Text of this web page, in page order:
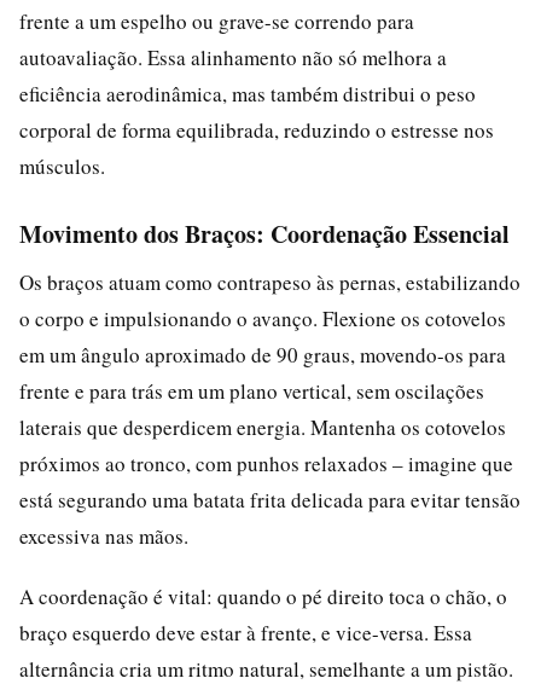
frente a um espelho ou grave-se correndo para
autoavaliação. Essa alinhamento não só melhora a
eficiência aerodinâmica, mas também distribui o peso
corporal de forma equilibrada, reduzindo o estresse nos
músculos.
Movimento dos Braços: Coordenação Essencial
Os braços atuam como contrapeso às pernas, estabilizando
o corpo e impulsionando o avanço. Flexione os cotovelos
em um ângulo aproximado de 90 graus, movendo-os para
frente e para trás em um plano vertical, sem oscilações
laterais que desperdicem energia. Mantenha os cotovelos
próximos ao tronco, com punhos relaxados – imagine que
está segurando uma batata frita delicada para evitar tensão
excessiva nas mãos.
A coordenação é vital: quando o pé direito toca o chão, o
braço esquerdo deve estar à frente, e vice-versa. Essa
alternância cria um ritmo natural, semelhante a um pistão.